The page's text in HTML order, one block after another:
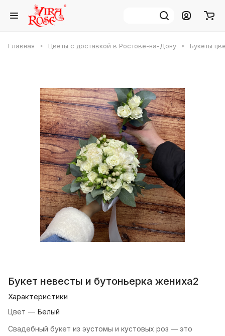
Главная Цветы с доставкой в Ростове-на-Дону Букеты
Букет невесты и бутоньерка жениха2
Характеристики
Цвет — Белый
Свадебный букет из эустомы и кустовых роз — это